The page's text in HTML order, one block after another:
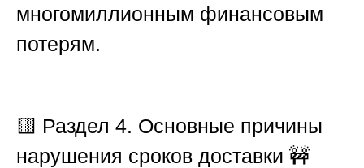
многомиллионным финансовым
потерям.
🟨 Раздел 4. Основные причины
нарушения сроков доставки 🚧